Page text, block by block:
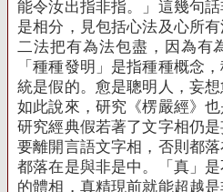
能令汝出指非指。」這幾句
是相分，見包括心法及心所
二法把有為法包盡，因為有
「種種發明」是指種種概念
統是假的。愈是聰明人，妄
如此說來，研究《楞嚴經》
研究經典假若著了文字相仍
要離開言語文字相，否則都
都落在是與非是中。「真」
的體相，真精現前就能超越